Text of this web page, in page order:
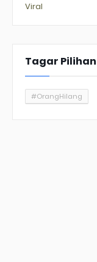
Viral
Tagar Pilihan
#OrangHilang